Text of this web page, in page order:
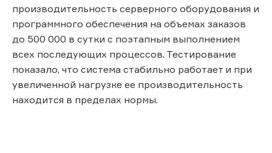
производительность серверного оборудования и
программного обеспечения на объемах заказов
до 500 000 в сутки с поэтапным выполнением
всех последующих процессов. Тестирование
показало, что система стабильно работает и при
увеличенной нагрузке ее производительность
находится в пределах нормы.